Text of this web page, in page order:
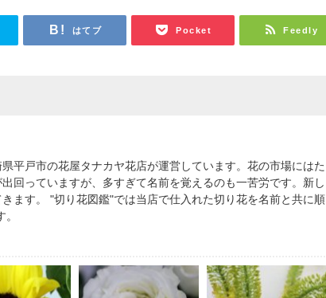
はてブ Pocket Feedly
平戸市の花屋タナカヤ花店が運営しています。花の市場にはた
回っていますが、多すぎて名前を覚えるのも一苦労です。新し
ます。 "切り花図鑑"では当店で仕入れた切り花を名前と共に順